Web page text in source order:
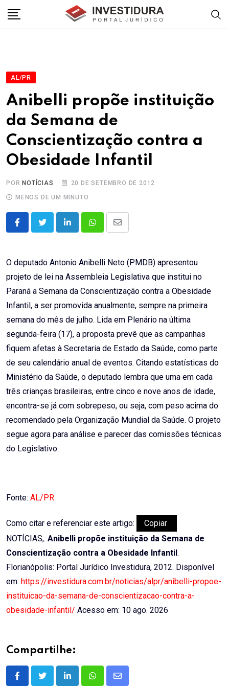
AL/PR
Anibelli propõe instituição
da Semana de
Conscientização contra a
Obesidade Infantil
POR NOTÍCIAS
20 DE SETEMBRO DE 2012
MENOS DE UM MINUTO
LinkedInWhatsappShare
Email
O deputado Antonio Anibelli Neto (PMDB) apresentou
projeto de lei na Assembleia Legislativa que institui no
Paraná a Semana da Conscientização contra a Obesidade
Infantil, a ser promovida anualmente, sempre na primeira
semana do mês de julho. Lida em Plenário na última
segunda-feira (17), a proposta prevê que as campanhas
fiquem afetas à Secretaria de Estado da Saúde, como parte
de seu calendário anual de eventos. Citando estatísticas do
Ministério da Saúde, o deputado lembra que uma em cada
três crianças brasileiras, entre cinco e nove anos de idade,
encontra-se já com sobrepeso, ou seja, com peso acima do
recomendado pela Organização Mundial da Saúde. O projeto
segue agora para análise e parecer das comissões técnicas
do Legislativo.
Fonte: AL/PR
Como citar e referenciar este artigo:
Copiar
NOTÍCIAS,. Anibelli propõe instituição da Semana de
Conscientização contra a Obesidade Infantil .
Florianópolis: Portal Jurídico Investidura, 2012. Disponível
em: https://investidura.com.br/noticias/alpr/anibelli-propoe-
instituicao-da-semana-de-conscientizacao-contra-a-
obesidade-infantil/ Acesso em: 10 ago. 2026
Compartilhe:
LinkedInWhatsappShare